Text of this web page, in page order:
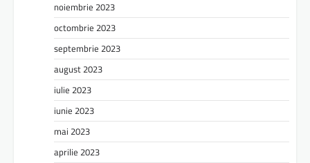
noiembrie 2023
octombrie 2023
septembrie 2023
august 2023
iulie 2023
iunie 2023
mai 2023
aprilie 2023